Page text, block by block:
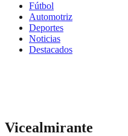
Fútbol
Automotriz
Deportes
Noticias
Destacados
Vicealmirante